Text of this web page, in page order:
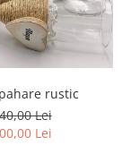
rustic
Lei
Lei